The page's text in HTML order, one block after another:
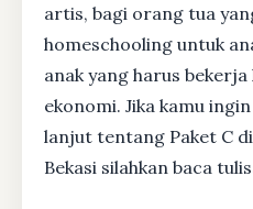
artis, bagi orang tua
homeschooling untuk
anak yang harus
ekonomi. Jika kamu
lanjut tentang Paket C
Bekasi silahkan baca